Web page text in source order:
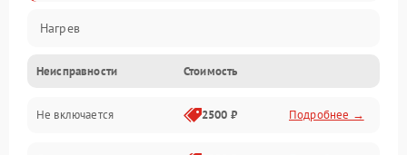
Нагрев
Неисправности Стоимость
Не включается 2500 ₽ Подробнее →